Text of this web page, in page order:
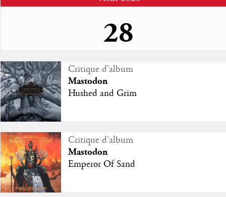
28
Sortie d'album
Mastodon
Marrow Deep
Studio
Critique d'album
Mastodon
Hushed and Grim
Critique d'album
Mastodon
Emperor Of Sand